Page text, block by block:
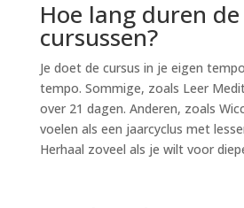
Hoe lang duren de
cursussen?
Je doet de cursus in je eigen
tempo. Sommige, zoals Leer
over 21 dagen. Anderen, zoals
voelen als een jaarcyclus met
Herhaal zoveel als je wilt voor